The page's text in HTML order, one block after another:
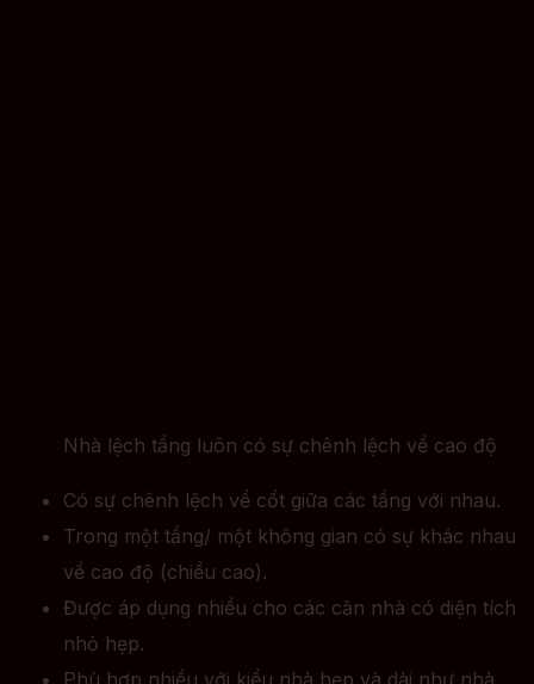
Nhà lệch tầng luôn có sự chênh lệch về cao độ
Có sự chênh lệch về cốt giữa các tầng với nhau.
Trong một tầng/ một không gian có sự khác nhau
về cao độ (chiều cao).
Được áp dụng nhiều cho các căn nhà có diện tích
nhỏ hẹp.